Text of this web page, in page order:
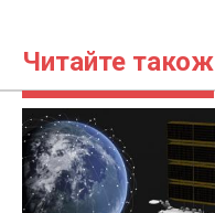
Читайте також